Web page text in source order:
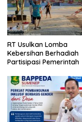
RT Usulkan Lomba
Kebersihan Berhadiah
Partisipasi Pemerintah